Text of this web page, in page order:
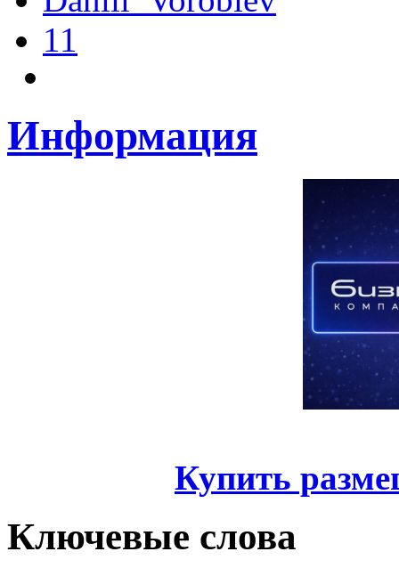
11
Информация
Купить
Ключевые слова